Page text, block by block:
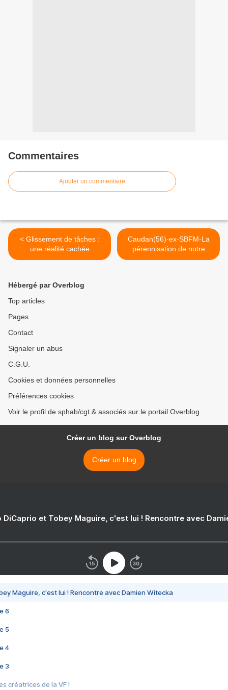
Commentaires
Ajouter un commentaire
< Glissement de tâches :
une réalité cachée
Caudan(56)-ex-SBFM-La
pérennisation de notre
fonderie et de ses emplois
Hébergé par Overblog
Top articles
Pages
Contact
Signaler un abus
C.G.U.
Cookies et données personnelles
Préférences cookies
Voir le profil de sphab/cgt & associés sur le portail Overblog
Créer un blog sur Overblog
Créer un blog
DiCaprio et Tobey Maguire, c'est lui ! Rencontre avec
Maguire, c'est lui ! Rencontre avec Damien Witecka
6
5
4
3
créatrices de la VF !